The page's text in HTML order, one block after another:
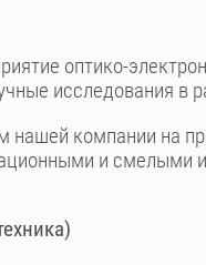
оптико-
исследования в
компании на
и